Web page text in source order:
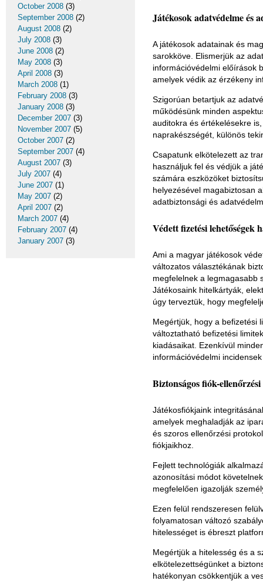
Játékosok adatvédelme és
A játékosok adatainak és
sarokköve. Elismerjük az
információvédelmi előírások
amelyek védik az érzékeny
Szigorúan betartjuk az
működésünk minden
auditokra és értékelésekre
naprakészségét, különös
Csapatunk elkötelezett az
használjuk fel és védjük a
számára eszközöket
helyezésével magabiztosan
adatbiztonsági és
Védett fizetési lehetőségek
Ami a magyar játékosok
változatos választékának
megfelelnek a legmagasabb
Játékosaink hitelkártyák,
úgy terveztük, hogy
Megértjük, hogy a befizetési
változtatható befizetési
kiadásaikat. Ezenkívül
információvédelmi
Biztonságos fiók-
Játékosfiókjaink
amelyek meghaladják az
és szoros ellenőrzési
fiókjaikhoz.
Fejlett technológiák
azonosítási módot
megfelelően igazolják
Ezen felül rendszeresen
folyamatosan változó
hitelességet is ébreszt
Megértjük a hitelesség és a
elkötelezettségünket a
hatékonyan csökkentjük a
October 2008 (3)
September 2008 (2)
August 2008 (2)
July 2008 (3)
June 2008 (2)
May 2008 (3)
April 2008 (3)
March 2008 (1)
February 2008 (3)
January 2008 (3)
December 2007 (3)
November 2007 (5)
October 2007 (2)
September 2007 (4)
August 2007 (3)
July 2007 (4)
June 2007 (1)
May 2007 (2)
April 2007 (2)
March 2007 (4)
February 2007 (4)
January 2007 (3)